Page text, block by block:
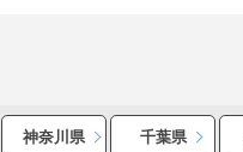
神奈川県 千葉県